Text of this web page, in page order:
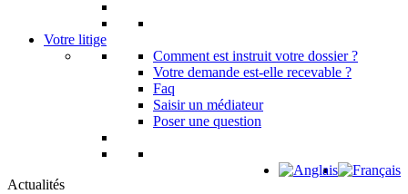
Votre litige
Comment est instruit votre dossier ?
Votre demande est-elle recevable ?
Faq
Saisir un médiateur
Poser une question
Actualités